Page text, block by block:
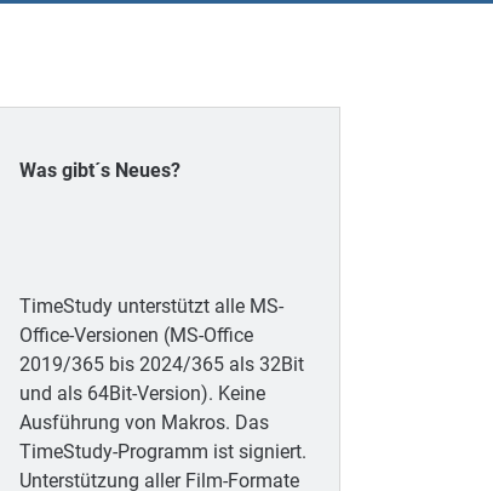
Was gibt´s Neues?
TimeStudy unterstützt alle MS-
Office-Versionen (MS-Office
2019/365 bis 2024/365 als 32Bit
und als 64Bit-Version). Keine
Ausführung von Makros. Das
TimeStudy-Programm ist signiert.
Unterstützung aller Film-Formate